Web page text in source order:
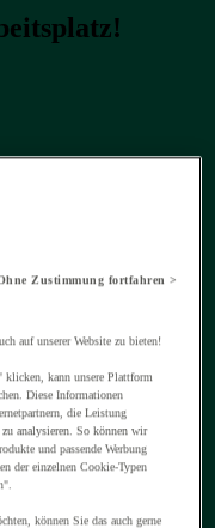
Zustimmung fortfahren >
auf unserer Website zu bieten!
klicken, kann unsere Plattform
Diese Informationen
die Leistung
zu analysieren. So können wir
und passende Werbung
der einzelnen Cookie-Typen
können Sie das auch gerne